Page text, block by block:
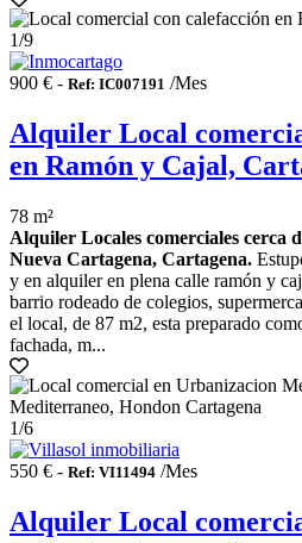
1/9
900 € - Ref: IC007191 /Mes
Alquiler Local
en Ramón y Cajal,
78 m²
Alquiler Locales comerciales cerca
Nueva Cartagena, Cartagena.
y en alquiler en plena calle ramón y
barrio rodeado de colegios,
el local, de 87 m2, esta preparado
fachada, m...
1/6
550 € - Ref: VI11494 /Mes
Alquiler Local